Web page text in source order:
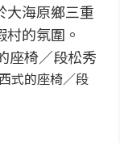
大海原鄉三重
的氛圍。
式的座椅／段